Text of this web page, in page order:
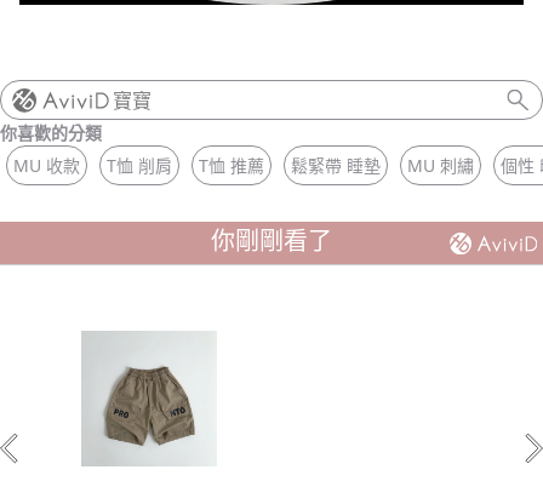
寶寶
你喜歡的分類
MU 收款
T恤 削肩 T恤 推薦 鬆緊帶 睡墊 MU 刺繡 個性
你剛剛看了